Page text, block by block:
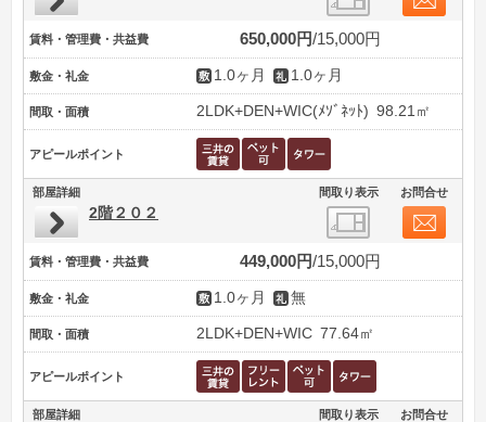
賃料・管理費・共益費 650,000円 15,000円
敷金・礼金 1.0ヶ月 1.0ヶ月
間取・面積 2LDK+DEN+WIC(ﾒｿﾞﾈｯﾄ) 98.21㎡
アピールポイント
部屋詳細 間取り表示 お問合せ
2階２０２
賃料・管理費・共益費 449,000円 15,000円
敷金・礼金 1.0ヶ月 無
間取・面積 2LDK+DEN+WIC 77.64㎡
アピールポイント
部屋詳細 間取り表示 お問合せ